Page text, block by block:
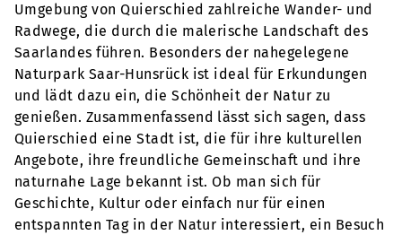
Umgebung von Quierschied zahlreiche Wander- und
Radwege, die durch die malerische Landschaft des
Saarlandes führen. Besonders der nahegelegene
Naturpark Saar-Hunsrück ist ideal für Erkundungen
und lädt dazu ein, die Schönheit der Natur zu
genießen. Zusammenfassend lässt sich sagen, dass
Quierschied eine Stadt ist, die für ihre kulturellen
Angebote, ihre freundliche Gemeinschaft und ihre
naturnahe Lage bekannt ist. Ob man sich für
Geschichte, Kultur oder einfach nur für einen
entspannten Tag in der Natur interessiert, ein Besuch